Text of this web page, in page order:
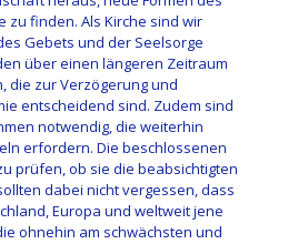
zu finden. Als Kirche sind wir
Gebets und der Seelsorge
über einen längeren Zeitraum
die zur Verzögerung und
entscheidend sind. Zudem sind
notwendig, die weiterhin
erfordern. Die beschlossenen
prüfen, ob sie die beabsichtigten
dabei nicht vergessen, dass
Europa und weltweit jene
ohnehin am schwächsten und